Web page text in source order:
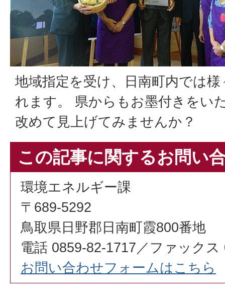
地域指定を受け、日南町内では
れます。 県からもお墨付きをい
改めて見上げてみませんか？
この記事に関するお問い
環境エネルギー課
〒689-5292
鳥取県日野郡日南町霞800番地
電話 0859-82-1717／ファックス
お問い合わせフォームはこちら